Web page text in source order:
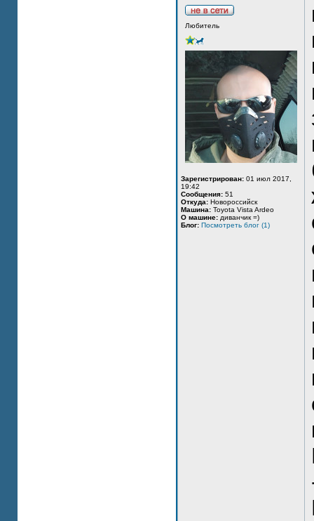
Любитель
Зарегистрирован: 01 июл 2017,
19:42
Сообщения: 51
Откуда: Новороссийск
Машина: Toyota Vista Ardeo
О машине: диванчик =)
Блог: Посмотреть блог (1)